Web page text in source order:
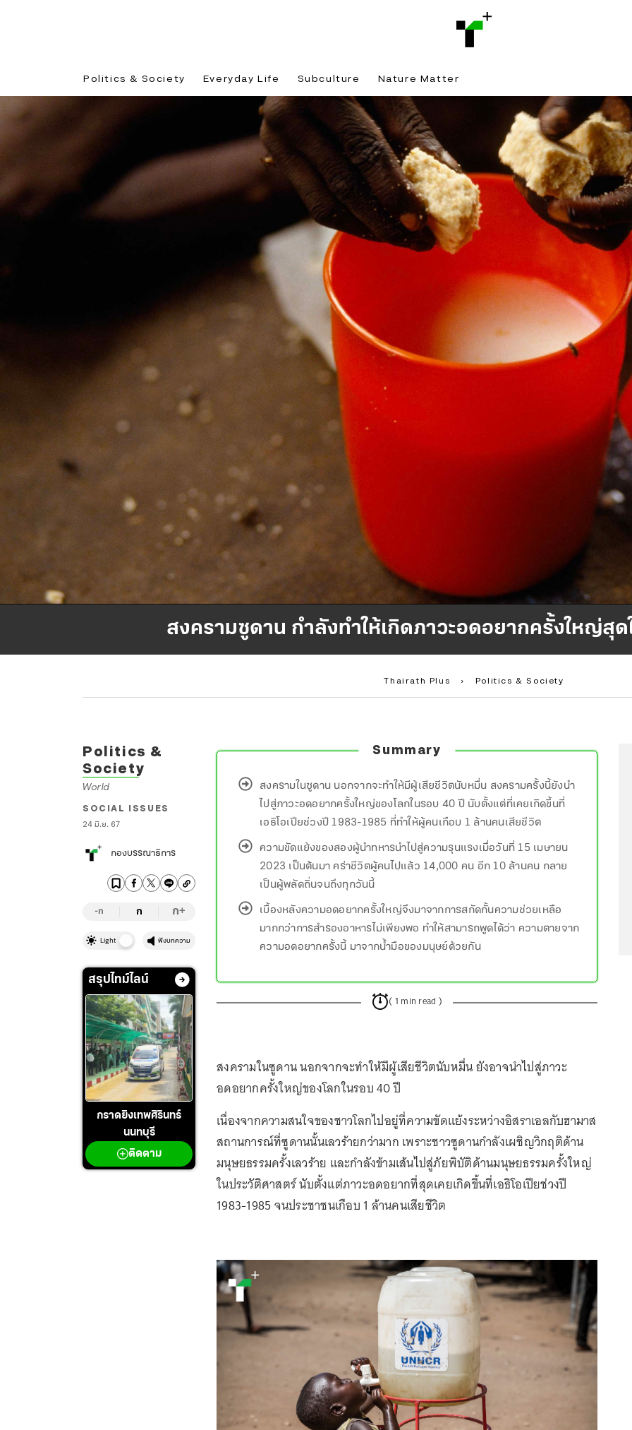
Politics & Society Everyday Life Subculture Nature Matter
สงครามซูดาน กำลังทำให้เกิดภาวะอดอยากครั้งใหญ่สุด
Thairath Plus › Politics & Society
Politics &
Society
World
SOCIAL ISSUES
24 มิ.ย. 67
กองบรรณาธิการ
-ก ก ก+
Light ฟังบทความ
สรุปไทม์ไลน์
กราดยิงเทพศิรินทร์
นนทบุรี
ติดตาม
Summary
สงครามในซูดาน นอกจากจะทำให้มีผู้เสียชีวิตนับหมื่น สงครามครั้งนี้ยังนำ
ไปสู่ภาวะอดอยากครั้งใหญ่ของโลกในรอบ 40 ปี นับตั้งแต่ที่เคยเกิดขึ้นที่
เอธิโอเปียช่วงปี 1983-1985 ที่ทำให้ผู้คนเกือบ 1 ล้านคนเสียชีวิต
ความขัดแย้งของสองผู้นำทหารนำไปสู่ความรุนแรงเมื่อวันที่ 15 เมษายน
2023 เป็นต้นมา คร่าชีวิตผู้คนไปแล้ว 14,000 คน อีก 10 ล้านคน กลาย
เป็นผู้พลัดถิ่นจนถึงทุกวันนี้
เบื้องหลังความอดอยากครั้งใหญ่จึงมาจากการสกัดกั้นความช่วยเหลือ
มากกว่าการสำรองอาหารไม่เพียงพอ ทำให้สามารถพูดได้ว่า ความตายจาก
ความอดอยากครั้งนี้ มาจากน้ำมือของมนุษย์ด้วยกัน
( 1 min read )
สงครามในซูดาน นอกจากจะทำให้มีผู้เสียชีวิตนับหมื่น ยังอาจนำไปสู่ภาวะ
อดอยากครั้งใหญ่ของโลกในรอบ 40 ปี
เนื่องจากความสนใจของชาวโลกไปอยู่ที่ความขัดแย้งระหว่างอิสราเอลกับฮามาส
สถานการณ์ที่ซูดานนั้นเลวร้ายกว่ามาก เพราะชาวซูดานกำลังเผชิญวิกฤติด้าน
มนุษยธรรมครั้งเลวร้าย และกำลังข้ามเส้นไปสู่ภัยพิบัติด้านมนุษยธรรมครั้งใหญ่
ในประวัติศาสตร์ นับตั้งแต่ภาวะอดอยากที่สุดเคยเกิดขึ้นที่เอธิโอเปียช่วงปี
1983-1985 จนประชาชนเกือบ 1 ล้านคนเสียชีวิต